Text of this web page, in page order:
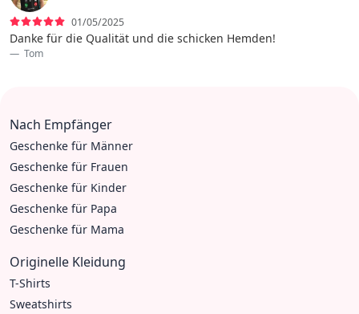
01/05/2025
Danke für die Qualität und die schicken Hemden!
Tom
Nach Empfänger
Geschenke für Männer
Geschenke für Frauen
Geschenke für Kinder
Geschenke für Papa
Geschenke für Mama
Originelle Kleidung
T-Shirts
Sweatshirts